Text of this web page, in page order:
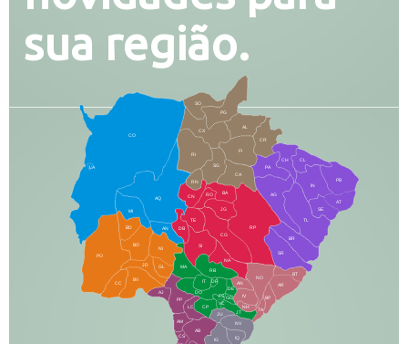
sua região.
CO
AQ
MI
AN
CX
RI
AL
CR
FI
SG
BA
CA
PA
CH CL
PB
SE
TL
AG
BR
SR
BT
AR
RP
RO
JG
CG
SI
NA
TA
NH
JT
RB
MA
IT
DR
DO
CP
JU
NV
IQ
BD
BO
NI
JD
PO
BV
CC
PP
AJ
LC
AM
AB
DB
TE
CS
IG
IN
NO
BP
RN
CN
GL
AN
IV
FS
VC
GD
DE
AT
PG
SO
LA